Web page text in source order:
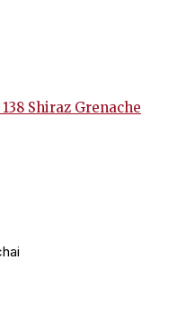
Shiraz Grenache